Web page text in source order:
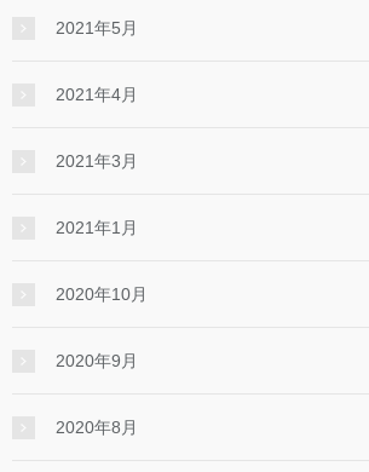
2021年5月
2021年4月
2021年3月
2021年1月
2020年10月
2020年9月
2020年8月